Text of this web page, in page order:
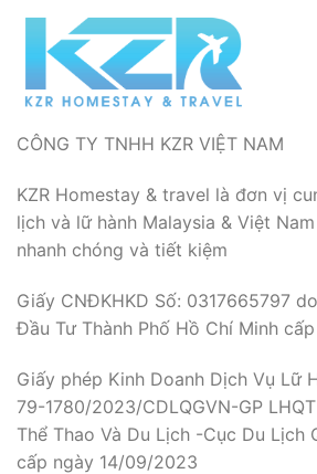
CÔNG TY TNHH KZR VIỆT NAM
KZR Homestay & travel là đơn vị
lịch và lữ hành Malaysia & Việt
nhanh chóng và tiết kiệm
Giấy CNĐKHKD Số: 0317665797
Đầu Tư Thành Phố Hồ Chí Minh
Giấy phép Kinh Doanh Dịch Vụ Lữ
79-1780/2023/CDLQGVN-GP
Thể Thao Và Du Lịch -Cục Du Lịch
cấp ngày 14/09/2023